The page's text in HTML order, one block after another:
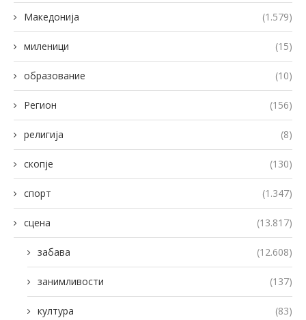
Македонија (1.579)
миленици (15)
образование (10)
Регион (156)
религија (8)
скопје (130)
спорт (1.347)
сцена (13.817)
забава (12.608)
занимливости (137)
култура (83)